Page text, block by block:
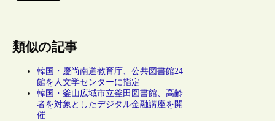
類似の記事
韓国・慶尚南道教育庁、公共図書館24
館を人文学センターに指定
韓国・釜山広域市立釜田図書館、高齢
者を対象としたデジタル金融講座を開
催